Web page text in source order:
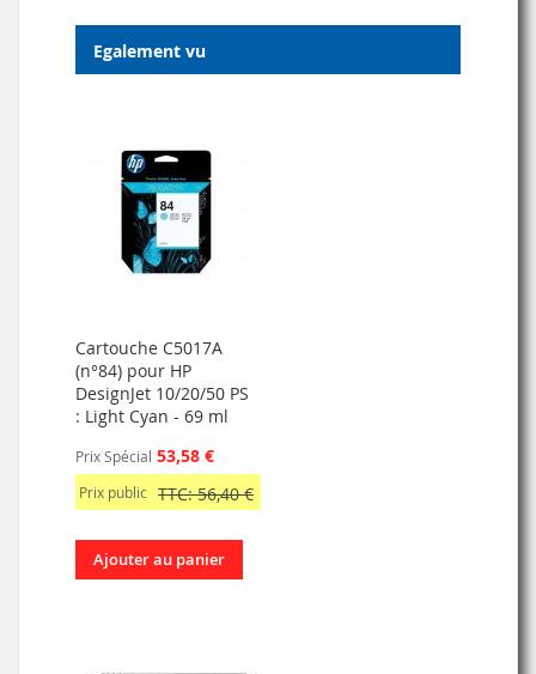
Egalement vu
Cartouche C5017A
(n°84) pour HP
DesignJet 10/20/50 PS
: Light Cyan - 69 ml
Prix Spécial 53,58 €
Prix public TTC: 56,40 €
Ajouter au panier